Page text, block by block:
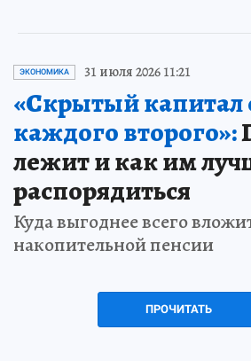
ЭКОНОМИКА 31 июля 2026 11:21
«Скрытый капитал
каждого второго»:
лежит и как им
распорядиться
Куда выгоднее всего
накопительной пенсии
ПРОЧИТАТЬ